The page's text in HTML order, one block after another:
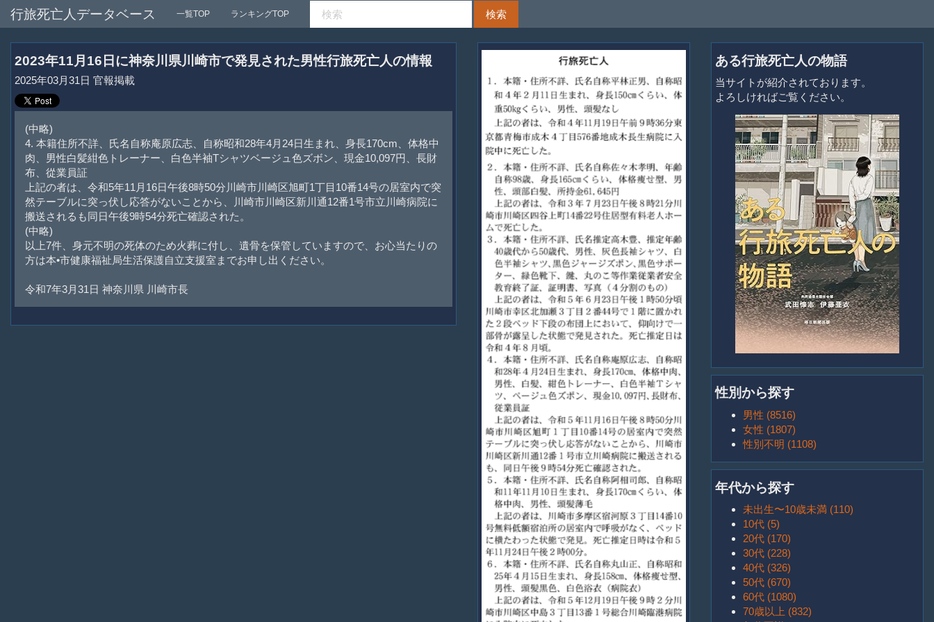
行旅死亡人データベース 一覧TOP ランキングTOP
2023年11月16日に神奈川県川崎市で発見された男性行旅死亡人の情報
2025年03月31日 官報掲載
(中略)
4. 本籍住所不詳、氏名自称庵原広志、自称昭和28年4月24日生まれ、身長170cm、体格中
肉、男性白髪紺色トレーナー、白色半袖Tシャツベージュ色ズボン、現金10,097円、長財
布、從業員証
上記の者は、令和5年11月16日午後8時50分川崎市川崎区旭町1丁目10番14号の居室内で突
然テーブルに突っ伏し応答がないことから、川崎市川崎区新川通12番1号市立川崎病院に
搬送されるも同日午後9時54分死亡確認された。
(中略)
以上7件、身元不明の死体のため火葬に付し、遺骨を保管していますので、お心当たりの
方は本•市健康福祉局生活保護自立支援室までお申し出ください。
令和7年3月31日 神奈川県 川崎市長
ある行旅死亡人の物語
当サイトが紹介されております。
よろしければご覧ください。
性別から探す
男性 (8516)
女性 (1807)
性別不明 (1108)
年代から探す
未出生〜10歳未満 (110)
10代 (5)
20代 (170)
30代 (228)
40代 (326)
50代 (670)
60代 (1080)
70歳以上 (832)